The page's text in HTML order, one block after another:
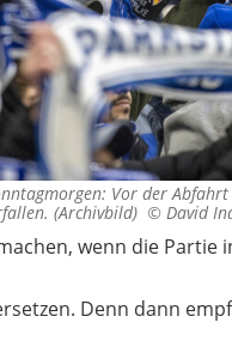
Vor der
(Archivbild) © David
wenn die
Denn dann